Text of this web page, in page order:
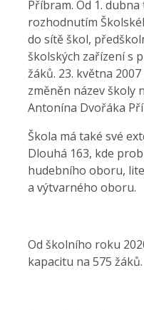
Příbram. Od 1.
rozhodnutím
do sítě škol,
školských zařízení s
žáků. 23. května
změněn název školy
Antonína Dvořáka
Škola má také své
Dlouhá 163, kde
hudebního oboru,
a výtvarného oboru.
Od školního roku
kapacitu na 575 žáků.